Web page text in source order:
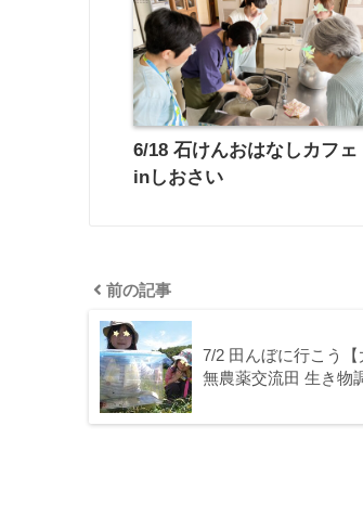
6/18 石けんおはなしカフェ
inしおさい
前の記事
7/2 田んぼに行こう【
無農薬交流田 生き物